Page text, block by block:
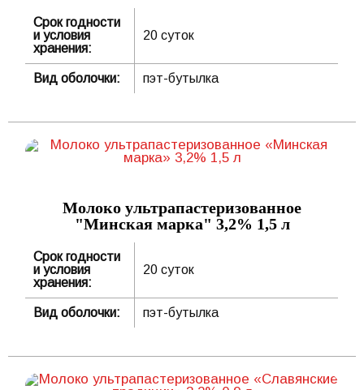
Срок годности
и условия
хранения:
20 суток
Вид оболочки: пэт-бутылка
Молоко ультрапастеризованное
"Минская марка" 3,2% 1,5 л
Срок годности
и условия
хранения:
20 суток
Вид оболочки: пэт-бутылка